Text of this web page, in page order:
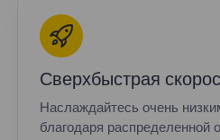
Сверхбыстрая
Наслаждайтесь очень
благодаря распределенной